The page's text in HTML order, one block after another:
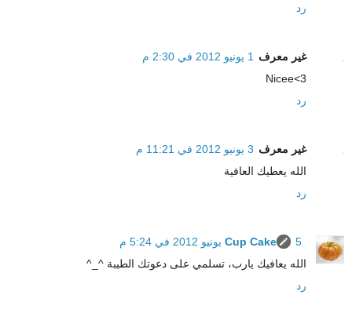
رد
غير معرف
1 يونيو 2012 في 2:30 م
Nicee<3
رد
غير معرف 3 يونيو 2012 في 11:21 م
الله يعطيك العافية
رد
Cup Cake
5 يونيو 2012 في 5:24 م
الله يعافيك يارب، تسلمي على دعوتك الطيبة ^_^
رد